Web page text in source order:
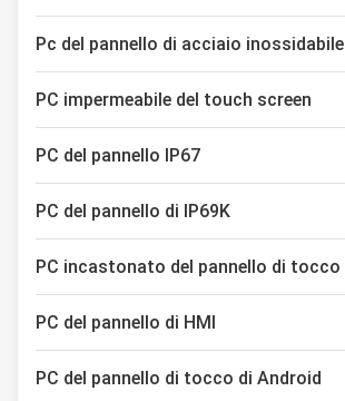
Pc del pannello di acciaio inossidabile
PC impermeabile del touch screen
PC del pannello IP67
PC del pannello di IP69K
PC incastonato del pannello di tocco
PC del pannello di HMI
PC del pannello di tocco di Android